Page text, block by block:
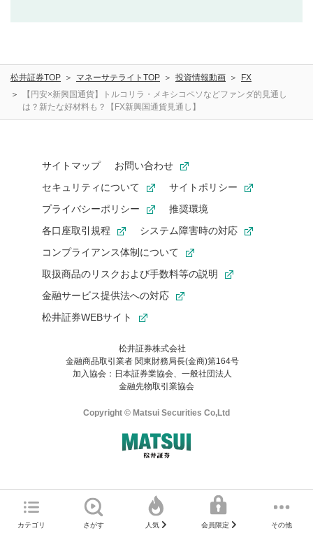
カテゴリ さがす 人気 会員限定 その他
に関する著作者人格権を行使しないことに同意します。利
用者が投稿したコメントは、当社サービスの広告・宣伝、
利用促進の目的で、印刷物・WEBサイト・SNS等に掲載す
ることがあります。
松井証券TOP マネーサテライトTOP 投資情報動画
FX
【円安×新興国通貨】トルコリラ・メキシコペソなどファンダ的見通し
は？新たな好材料も？【FX新興国通貨見通し】
サイトマップ
お問い合わせ
セキュリティについて
サイトポリシー
プライバシーポリシー
推奨環境
各口座取引規程
システム障害時の対応
コンプライアンス体制について
取扱商品のリスクおよび手数料等の説明
金融サービス提供法への対応
松井証券WEBサイト
松井証券株式会社
金融商品取引業者 関東財務局長(金商)第164号
加入協会：日本証券業協会、一般社団法人
金融先物取引業協会
Copyright © Matsui Securities Co,Ltd
マネーサテライトのWEBサイトへようこそ
直前にご覧いただいていたWEBサイトは、当社が作成したもので
ご利用の環境(Internet Explorer)は、本サイトの推奨環境外のた
め、
一部の機能が正常に動作しない可能性があります。
お気に入り機能は松井証券の会員限定の機能です。
お気に入り登録いただくと、後からいつでもお気に入りのコンテ
ンツを一覧でご確認いただけます。
ご利用いただくには口座開設が必要です。
はご利用の端末で一度ログインしてください。
ログイン